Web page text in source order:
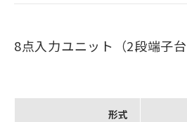
8点入力ユニット（2段端子台
形式